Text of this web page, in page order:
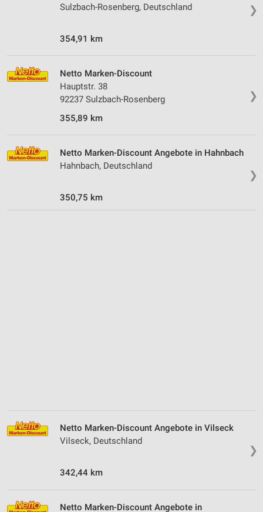
❯
Sulzbach-Rosenberg, Deutschland
354,91 km
❯
Netto Marken-Discount
Hauptstr. 38
92237 Sulzbach-Rosenberg
355,89 km
❯
Netto Marken-Discount Angebote in Hahnbach
Hahnbach, Deutschland
350,75 km
❯
Netto Marken-Discount Angebote in Vilseck
Vilseck, Deutschland
342,44 km
Netto Marken-Discount Angebote in